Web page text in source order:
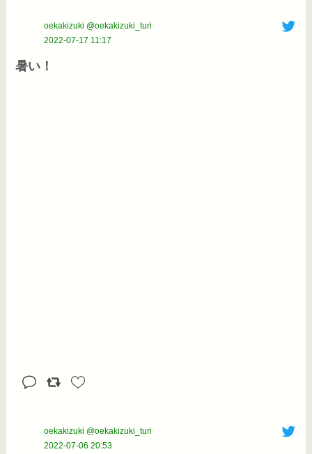
oekakizuki @oekakizuki_turi
2022-07-17 11:17
暑い！
oekakizuki @oekakizuki_turi
2022-07-06 20:53